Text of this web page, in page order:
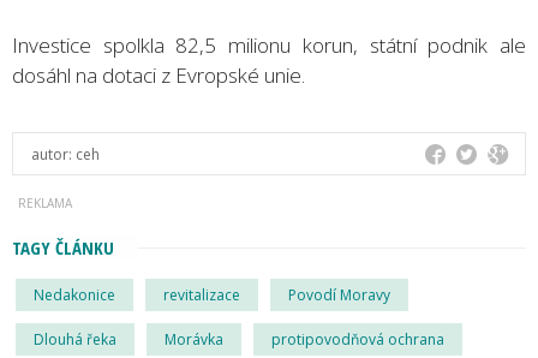
Investice spolkla 82,5 milionu korun, státní podnik ale
dosáhl na dotaci z Evropské unie.
autor: ceh
TAGY ČLÁNKU
Nedakonice revitalizace Povodí Moravy
Dlouhá řeka Morávka protipovodňová ochrana